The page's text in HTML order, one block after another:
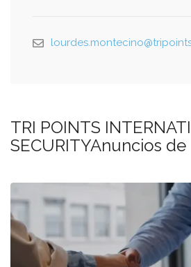
TRI POINTS
SECURITYAnuncios de